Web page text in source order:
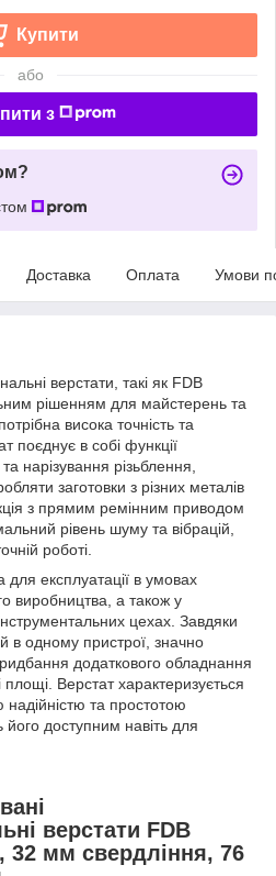
Купити
або
з
Доставка Оплата Умови
верстати, такі як FDB
рішенням для майстерень та
висока точність та
поєднує в собі функції
нарізування різьблення,
заготовки з різних металів
з прямим ремінним приводом
рівень шуму та вібрацій,
роботі.
експлуатації в умовах
виробництва, а також у
цехах. Завдяки
в одному пристрої, значно
додаткового обладнання
Верстат характеризується
надійністю та простотою
доступним навіть для
верстати FDB
32 мм свердління, 76